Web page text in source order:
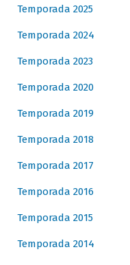
Temporada 2025
Temporada 2024
Temporada 2023
Temporada 2020
Temporada 2019
Temporada 2018
Temporada 2017
Temporada 2016
Temporada 2015
Temporada 2014